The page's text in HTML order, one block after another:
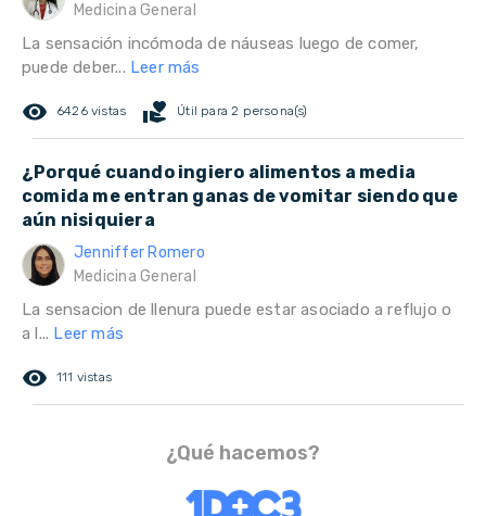
Medicina General
La sensación incómoda de náuseas luego de comer,
puede deber... Leer más
remove_red_eye 6426 vistas volunteer_activism Útil para 2 persona(s)
¿Porqué cuando ingiero alimentos a media
comida me entran ganas de vomitar siendo que
aún nisiquiera
Jenniffer Romero
Medicina General
La sensacion de llenura puede estar asociado a reflujo o
a l... Leer más
remove_red_eye 111 vistas
¿Qué hacemos?